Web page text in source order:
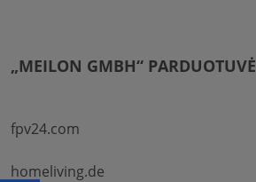
„MEILON GMBH“ PARDUOTUVĖ
fpv24.com
homeliving.de